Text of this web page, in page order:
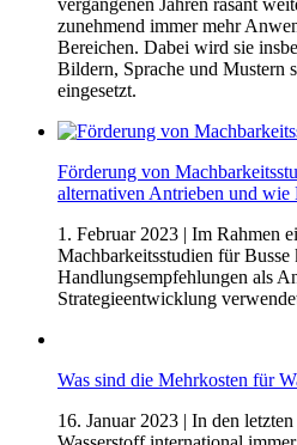
zunehmend immer mehr
Bereichen. Dabei wird sie
Bildern, Sprache und Mustern
eingesetzt.
Förderung von
alternativen Antrieben und
1. Februar 2023 | Im Rahmen
Machbarkeitsstudien für Busse
Handlungsempfehlungen als
Strategieentwicklung
Was sind die Mehrkosten für
16. Januar 2023 | In den